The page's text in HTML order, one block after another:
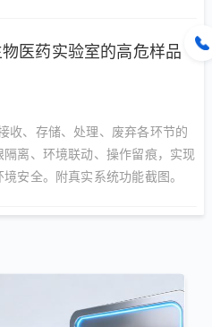
医药实验室的高危样品
收、存储、处理、废弃各环节的
离、环境联动、操作留痕，实现
安全。附真实系统功能截图。